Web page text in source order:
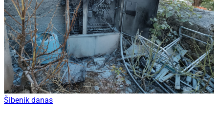
Šibenik danas